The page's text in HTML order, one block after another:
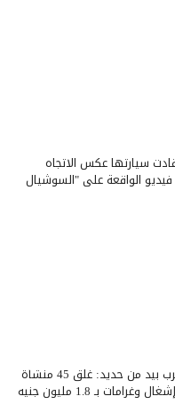
سيارتها عكس الاتجاه
فيديو الواقعة على "السوشيال
محافظ الإسكندرية يضرب بيد من حديد: غلق 45 منشأة
ومصادرة 8 آلاف حالة إشغال وغرامات بـ 1.8 مليون جنيه